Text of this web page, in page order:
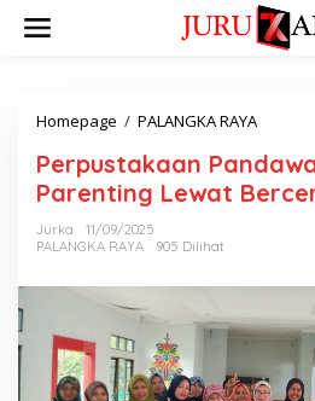
Homepage / PALANGKA RAYA
Perpustakaan
Parenting Lewat
Jurka
11/09/2025
PALANGKA RAYA
905 Dilihat